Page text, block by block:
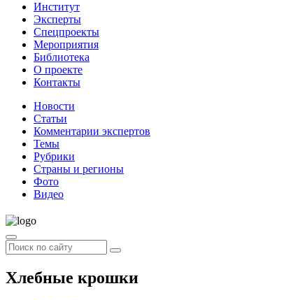
Институт
Эксперты
Спецпроекты
Мероприятия
Библиотека
О проекте
Контакты
Новости
Статьи
Комментарии экспертов
Темы
Рубрики
Страны и регионы
Фото
Видео
Хлебные крошки